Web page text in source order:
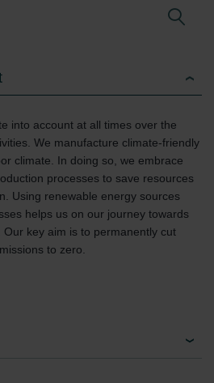
into account at all times over the
We manufacture climate-friendly
climate. In doing so, we embrace
processes to save resources
Using renewable energy sources
helps us on our journey towards
key aim is to permanently cut
to zero.